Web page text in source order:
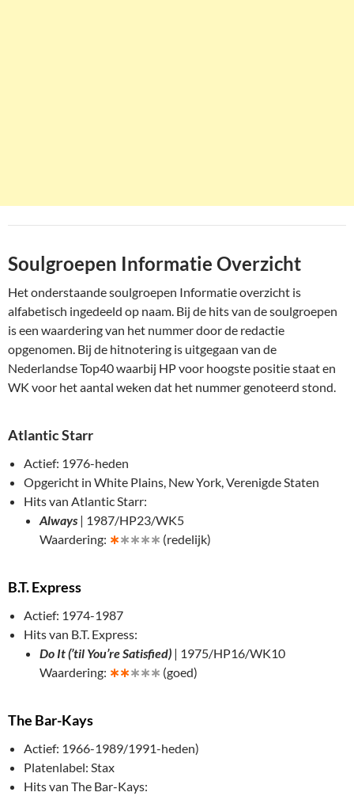
Soulgroepen Informatie Overzicht
Het onderstaande soulgroepen Informatie overzicht is
alfabetisch ingedeeld op naam. Bij de hits van de soulgroepen
is een waardering van het nummer door de redactie
opgenomen. Bij de hitnotering is uitgegaan van de
Nederlandse Top40 waarbij HP voor hoogste positie staat en
WK voor het aantal weken dat het nummer genoteerd stond.
Atlantic Starr
Actief: 1976-heden
Opgericht in White Plains, New York, Verenigde Staten
Hits van Atlantic Starr:
Always | 1987/HP23/WK5
Waardering: ∗∗∗∗∗ (redelijk)
B.T. Express
Actief: 1974-1987
Hits van B.T. Express:
Do It (’til You’re Satisfied) | 1975/HP16/WK10
Waardering: ∗∗∗∗∗ (goed)
The Bar-Kays
Actief: 1966-1989/1991-heden)
Platenlabel: Stax
Hits van The Bar-Kays: